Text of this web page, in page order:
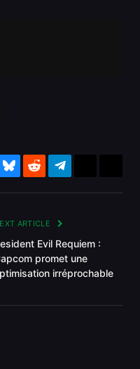
BlueskyRedditTelegram
ARTICLE
Evil Requiem :
promet une
irréprochable